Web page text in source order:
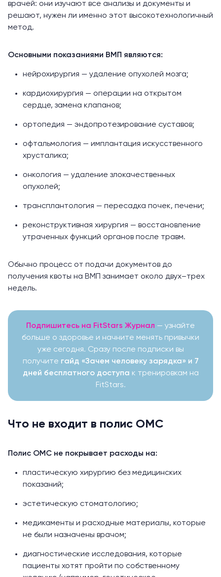
врачей: они изучают все анализы и документы и
решают, нужен ли именно этот высокотехнологичный
метод.
Основными показаниями ВМП являются:
нейрохирургия — удаление опухолей мозга;
кардиохирургия — операции на открытом
сердце, замена клапанов;
ортопедия — эндопротезирование суставов;
офтальмология — имплантация искусственного
хрусталика;
онкология — удаление злокачественных
опухолей;
трансплантология — пересадка почек, печени;
реконструктивная хирургия — восстановление
утраченных функций органов после травм.
Обычно процесс от подачи документов до
получения квоты на ВМП занимает около двух–трех
недель.
Подпишитесь на FitStars Журнал — узнайте
больше о здоровье и начните менять привычки
уже сегодня. Сразу после подписки вы
получите гайд «Зачем человеку зарядка» и 7
дней бесплатного доступа к тренировкам на
FitStars.
Что не входит в полис ОМС
Полис ОМС не покрывает расходы на:
пластическую хирургию без медицинских
показаний;
эстетическую стоматологию;
медикаменты и расходные материалы, которые
не были назначены врачом;
диагностические исследования, которые
пациенты хотят пройти по собственному